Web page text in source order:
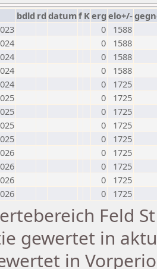
bdld rd datumf Kerg elo+/-
0
1588
0
1588
0
1588
0
1588
0
1725
0
1725
0
1725
0
1725
0
1725
0
1725
0
1725
0
1725
0 1725
Feld
gewertet in
in